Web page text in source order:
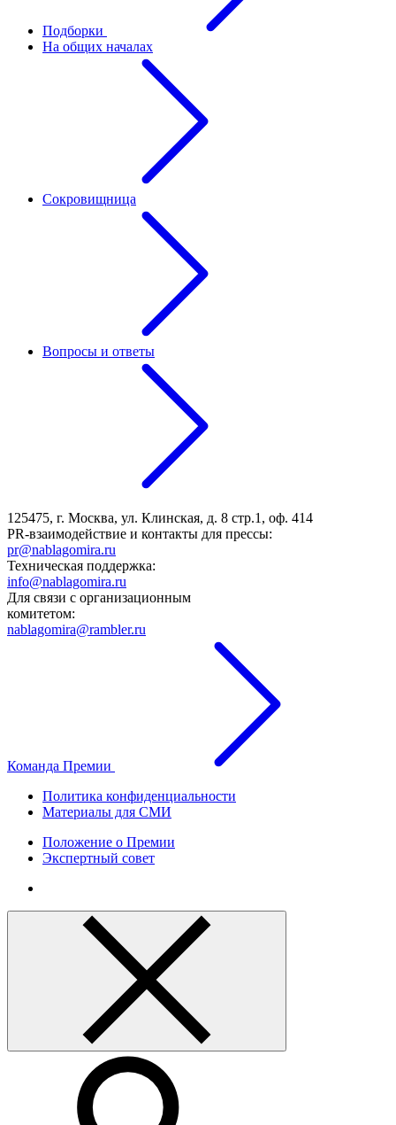
Подборки
На общих началах
Сокровищница
Вопросы и ответы
125475, г. Москва, ул. Клинская, д. 8 стр.1, оф. 414
PR-взаимодействие и контакты для прессы:
pr@nablagomira.ru
Техническая поддержка:
info@nablagomira.ru
Для связи с организационным
комитетом:
nablagomira@rambler.ru
Команда Премии
Политика конфиденциальности
Материалы для СМИ
Положение о Премии
Экспертный совет